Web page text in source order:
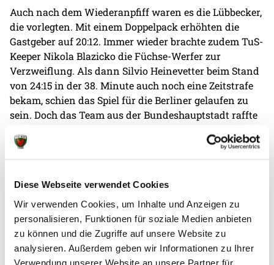
Diese Webseite verwendet Cookies
Wir verwenden Cookies, um Inhalte und Anzeigen zu
personalisieren, Funktionen für soziale Medien anbieten
zu können und die Zugriffe auf unsere Website zu
analysieren. Außerdem geben wir Informationen zu Ihrer
Verwendung unserer Website an unsere Partner für
Auch nach dem Wiederanpfiff waren es die Lübbecker,
die vorlegten. Mit einem Doppelpack erhöhten die
Gastgeber auf 20:12. Immer wieder brachte zudem TuS-
Keeper Nikola Blazicko die Füchse-Werfer zur
Verzweiflung. Als dann Silvio Heinevetter beim Stand
von 24:15 in der 38. Minute auch noch eine Zeitstrafe
bekam, schien das Spiel für die Berliner gelaufen zu
sein. Doch das Team aus der Bundeshauptstadt raffte
Minuten die Aufholjagd. Vom 28:20 gelang es dem
Team um Kapitän Torsten Laen so bis zur 53. Minute
Gastgebern ging der Schwung verloren und die Füchse
waren plötzlich wieder dran. Aber nach einem nicht
niedergelegten Ball nach einem Stürmerfoul und der
darauffolgenden Zeitstrafe endete die Aufholjagd
wieder.